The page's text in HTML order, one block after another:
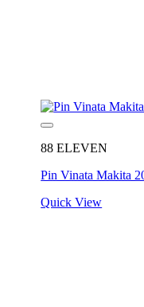
88 ELEVEN
Pin Vinata Makita
Quick View